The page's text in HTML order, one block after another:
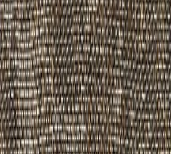
リの内装仕上げ材
、カーペット(タイル・ロ
取り扱う総合インテリア